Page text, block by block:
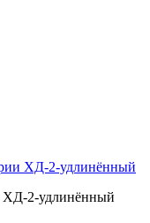
ХД-2-удлинённый